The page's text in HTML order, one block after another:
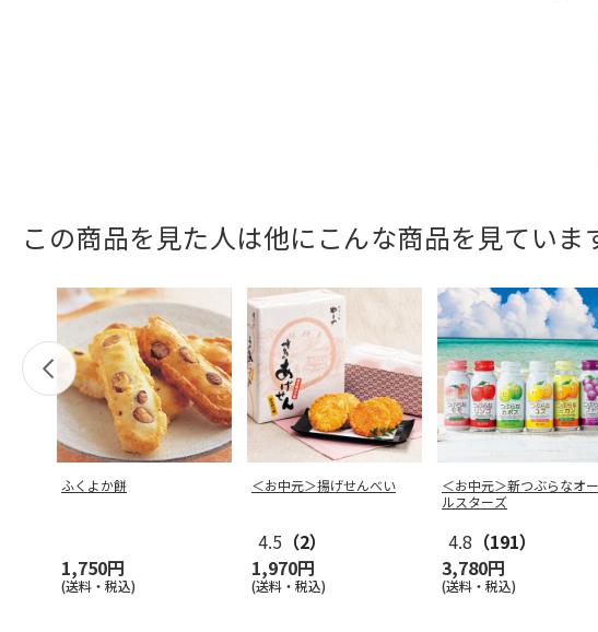
この商品を見た人は他にこんな商品を見ていま
ふくよか餅
1,750円
(送料・税込)
＜お中元＞揚げせんべい
4.5 （2）
1,970円
(送料・税込)
＜お中元＞新つぶらなオー
ルスターズ
4.8 （191）
3,780円
(送料・税込)